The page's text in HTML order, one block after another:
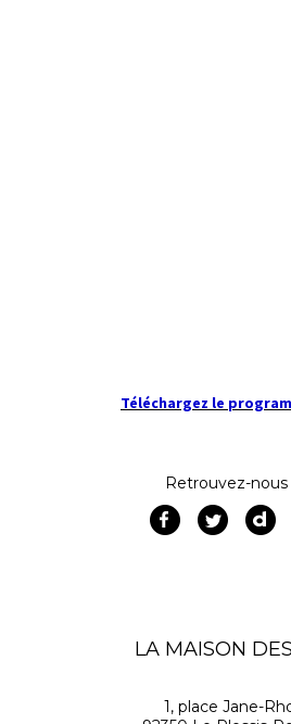
Téléchargez le
Retrouvez-nous
LA MAISON
1, place Jane-